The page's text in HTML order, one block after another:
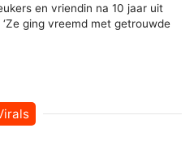
en vriendin na 10 jaar uit
‘Ze ging vreemd met getrouwde